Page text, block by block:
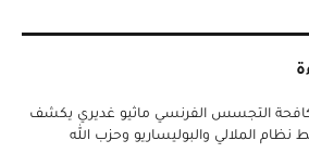
التجسس الفرنسي ماثيو غديري يكشف
نظام الملالي والبوليساريو وحزب الله